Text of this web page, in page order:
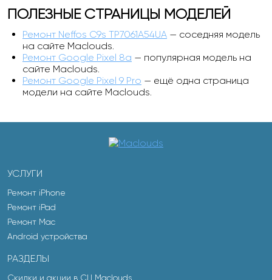
ПОЛЕЗНЫЕ СТРАНИЦЫ МОДЕЛЕЙ
Ремонт Neffos C9s TP7061A54UA — соседняя модель
на сайте Maclouds.
Ремонт Google Pixel 8a — популярная модель на
сайте Maclouds.
Ремонт Google Pixel 9 Pro — ещё одна страница
модели на сайте Maclouds.
УСЛУГИ
Ремонт iPhone
Ремонт iPad
Ремонт Mac
Android устройства
РАЗДЕЛЫ
Скидки и акции в СЦ Maclouds